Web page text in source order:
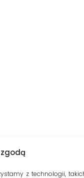
z technologii,